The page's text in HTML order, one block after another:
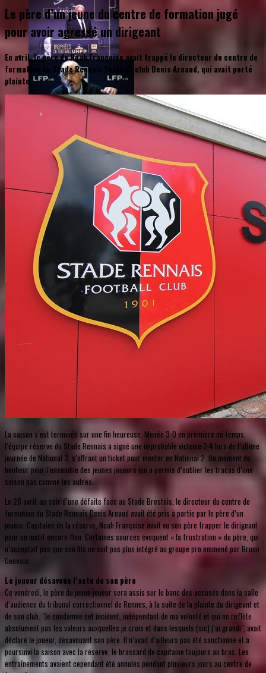
Le père d’un jeune du centre de formation jugé
pour avoir agressé un dirigeant
En avril, le père de Noah Françoise avait frappé le directeur du centre de
formation du Stade Rennais Football club Denis Arnaud, qui avait porté
plainte
La saison s’est terminée sur une fin heureuse. Menée 3-0 en première mi-temps,
l’équipe réserve du Stade Rennais a signé une improbable victoire 7-4 lors de l’ultime
journée de National 3, s’offrant un ticket pour monter en National 2. Un moment de
bonheur pour l’ensemble des jeunes joueurs qui a permis d’oublier les tracas d’une
saison pas comme les autres.
Le 28 avril, au soir d’une défaite face au Stade Brestois, le directeur du centre de
formation du Stade Rennais Denis Arnaud avait été pris à partie par le père d’un
joueur. Capitaine de la réserve, Noah Françoise avait vu son père frapper le dirigeant
pour un motif encore flou. Certaines sources évoquent « la frustration » du père, qui
n’acceptait pas que son fils ne soit pas plus intégré au groupe pro emmené par Bruno
Genesio.
Le joueur désavoue l’acte de son père
Ce vendredi, le père du jeune joueur sera assis sur le banc des accusés dans la salle
d’audience du tribunal correctionnel de Rennes, à la suite de la plainte du dirigeant et
de son club. "Je condamne cet incident, indépendant de ma volonté et qui ne reflète
absolument pas les valeurs auxquelles je crois et dans lesquels (sic) j’ai grandi", avait
déclaré le joueur, désavouant son père. Il n’avait d’ailleurs pas été sanctionné et a
poursuivi la saison avec la réserve, le brassard de capitaine toujours au bras. Les
entraînements avaient cependant été annulés pendant plusieurs jours au centre de